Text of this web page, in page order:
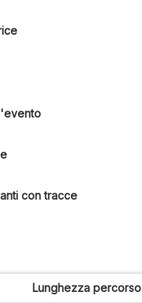
con tracce
Lunghezza percorso